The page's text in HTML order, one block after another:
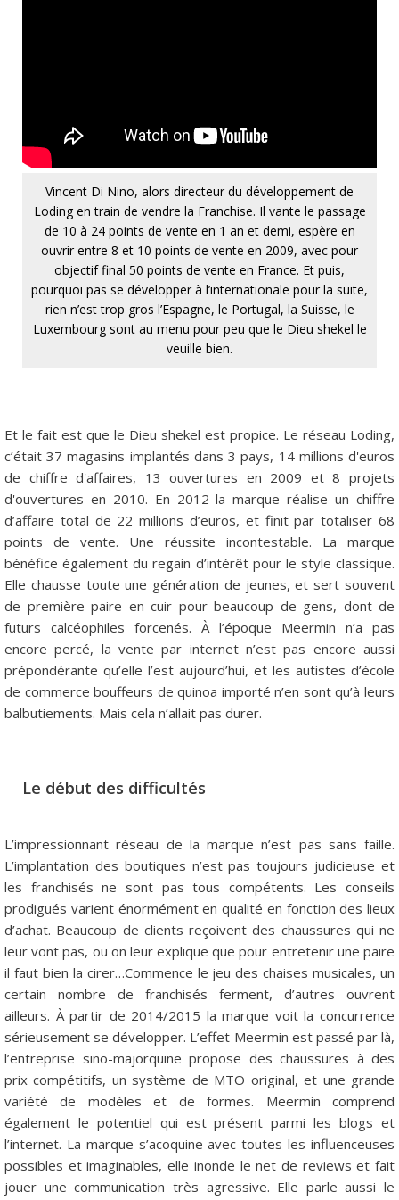
Vincent Di Nino, alors directeur du développement de
Loding en train de vendre la Franchise. Il vante le passage
de 10 à 24 points de vente en 1 an et demi, espère en
ouvrir entre 8 et 10 points de vente en 2009, avec pour
objectif final 50 points de vente en France. Et puis,
pourquoi pas se développer à l’internationale pour la suite,
rien n’est trop gros l’Espagne, le Portugal, la Suisse, le
Luxembourg sont au menu pour peu que le Dieu shekel le
veuille bien.
Et le fait est que le Dieu shekel est propice. Le réseau Loding,
c’était 37 magasins implantés dans 3 pays, 14 millions d'euros
de chiffre d'affaires, 13 ouvertures en 2009 et 8 projets
d'ouvertures en 2010. En 2012 la marque réalise un chiffre
d’affaire total de 22 millions d’euros, et finit par totaliser 68
points de vente. Une réussite incontestable. La marque
bénéfice également du regain d’intérêt pour le style classique.
Elle chausse toute une génération de jeunes, et sert souvent
de première paire en cuir pour beaucoup de gens, dont de
futurs calcéophiles forcenés. À l’époque Meermin n’a pas
encore percé, la vente par internet n’est pas encore aussi
prépondérante qu’elle l’est aujourd’hui, et les autistes d’école
de commerce bouffeurs de quinoa importé n’en sont qu’à leurs
balbutiements. Mais cela n’allait pas durer.
Le début des difficultés
L’impressionnant réseau de la marque n’est pas sans faille.
L’implantation des boutiques n’est pas toujours judicieuse et
les franchisés ne sont pas tous compétents. Les conseils
prodigués varient énormément en qualité en fonction des lieux
d’achat. Beaucoup de clients reçoivent des chaussures qui ne
leur vont pas, ou on leur explique que pour entretenir une paire
il faut bien la cirer…Commence le jeu des chaises musicales, un
certain nombre de franchisés ferment, d’autres ouvrent
ailleurs. À partir de 2014/2015 la marque voit la concurrence
sérieusement se développer. L’effet Meermin est passé par là,
l’entreprise sino-majorquine propose des chaussures à des
prix compétitifs, un système de MTO original, et une grande
variété de modèles et de formes. Meermin comprend
également le potentiel qui est présent parmi les blogs et
l’internet. La marque s’acoquine avec toutes les influenceuses
possibles et imaginables, elle inonde le net de reviews et fait
jouer une communication très agressive. Elle parle aussi le